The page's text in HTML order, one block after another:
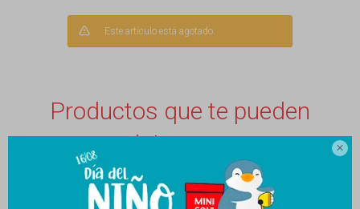

Este artículo está agotado.
Productos que te pueden
interesar